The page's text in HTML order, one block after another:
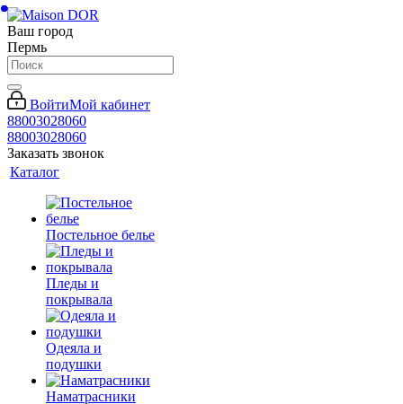
Ваш город
Пермь
ВойтиМой кабинет
88003028060
88003028060
Заказать звонок
Каталог
Постельное белье
Пледы и
покрывала
Одеяла и
подушки
Наматрасники